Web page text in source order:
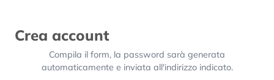
Crea account
Compila il form, la password sarà generata
automaticamente e inviata all'indirizzo indicato.